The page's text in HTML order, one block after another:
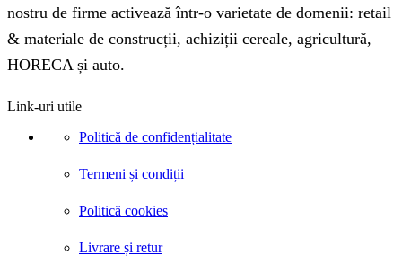
nostru de firme activează într-o varietate de domenii: retail
& materiale de construcții, achiziții cereale, agricultură,
HORECA și auto.
Link-uri utile
Politică de confidențialitate
Termeni și condiții
Politică cookies
Livrare și retur